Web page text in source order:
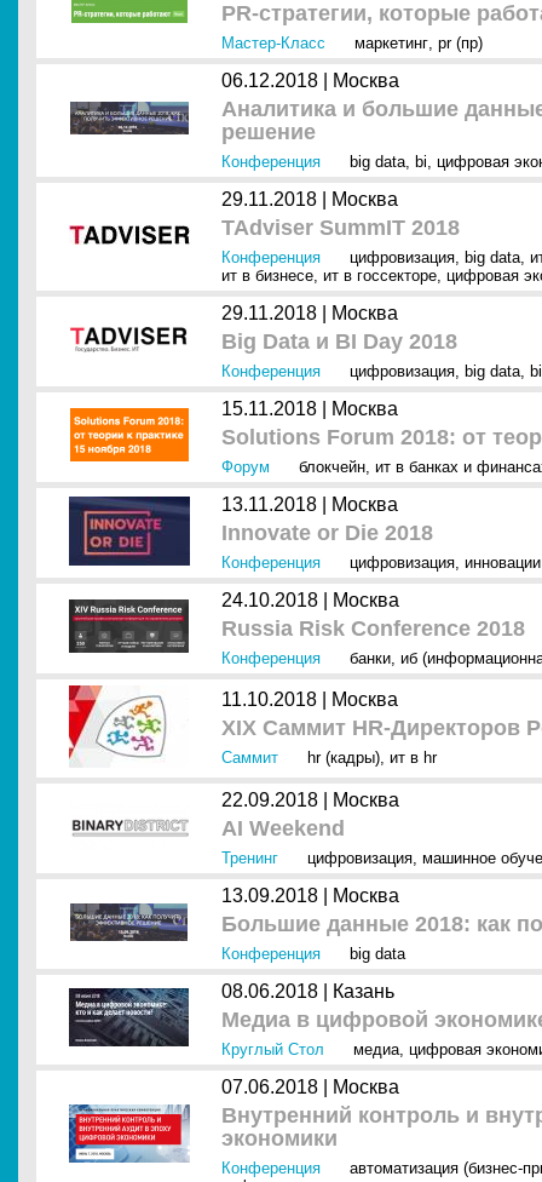
PR-стратегии, которые
Мастер-Класс маркетинг, pr (пр)
06.12.2018 | Москва
Аналитика и большие
решение
Конференция big data, bi, цифровая
29.11.2018 | Москва
TAdviser SummIT 2018
Конференция цифровизация, big data,
ит в бизнесе, ит в госсекторе, цифровая
29.11.2018 | Москва
Big Data и BI Day 2018
Конференция цифровизация, big data, bi
15.11.2018 | Москва
Solutions Forum 2018: от
Форум блокчейн, ит в банках и
13.11.2018 | Москва
Innovate or Die 2018
Конференция цифровизация, инновации
24.10.2018 | Москва
Russia Risk Conference 2018
Конференция банки, иб
11.10.2018 | Москва
XIX Саммит HR-Директоров
Саммит hr (кадры), ит в hr
22.09.2018 | Москва
AI Weekend
Тренинг цифровизация, машинное
13.09.2018 | Москва
Большие данные 2018: как
Конференция big data
08.06.2018 | Казань
Медиа в цифровой
Круглый Стол медиа, цифровая
07.06.2018 | Москва
Внутренний контроль и
экономики
Конференция
автоматизация (бизнес-